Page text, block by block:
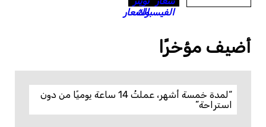
أضيف مؤخرًا
“لمدة خمسة أشهر، عملتُ 14 ساعة يوميًا من دون
استراحة”